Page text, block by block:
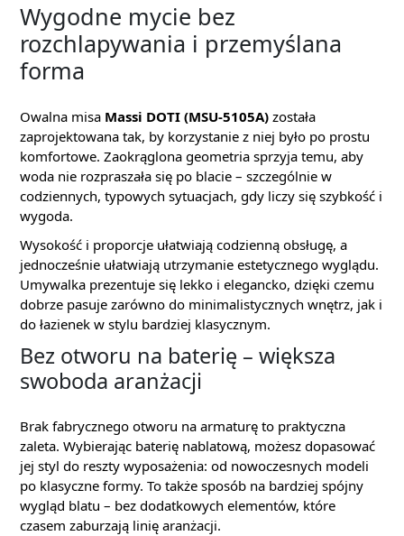
Wygodne mycie bez
rozchlapywania i przemyślana
forma
Owalna misa Massi DOTI (MSU-5105A) została
zaprojektowana tak, by korzystanie z niej było po prostu
komfortowe. Zaokrąglona geometria sprzyja temu, aby
woda nie rozpraszała się po blacie – szczególnie w
codziennych, typowych sytuacjach, gdy liczy się szybkość i
wygoda.
Wysokość i proporcje ułatwiają codzienną obsługę, a
jednocześnie ułatwiają utrzymanie estetycznego wyglądu.
Umywalka prezentuje się lekko i elegancko, dzięki czemu
dobrze pasuje zarówno do minimalistycznych wnętrz, jak i
do łazienek w stylu bardziej klasycznym.
Bez otworu na baterię – większa
swoboda aranżacji
Brak fabrycznego otworu na armaturę to praktyczna
zaleta. Wybierając baterię nablatową, możesz dopasować
jej styl do reszty wyposażenia: od nowoczesnych modeli
po klasyczne formy. To także sposób na bardziej spójny
wygląd blatu – bez dodatkowych elementów, które
czasem zaburzają linię aranżacji.